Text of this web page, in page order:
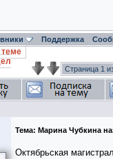
Поддержка
теме
Страница 1
Тема: Марина Чубкина
Октябрьская